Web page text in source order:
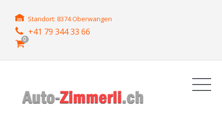
Standort: 8374 Oberwangen
+41 79 344 33 66
0